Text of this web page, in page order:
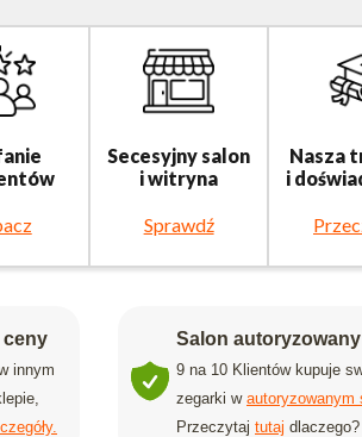
Secesyjny salon
i witryna
Sprawdź
Nasza
i
ceny
innym
Salon autoryzowany
9 na 10 Klientów kupuje
zegarki w autoryzowanym
Przeczytaj tutaj dlaczego?